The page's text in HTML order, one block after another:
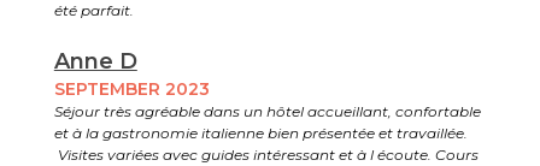
été parfait.
Anne D
SEPTEMBER 2023
Séjour très agréable dans un hôtel accueillant, confortable
et à la gastronomie italienne bien présentée et travaillée.
Visites variées avec guides intéressant et à l écoute. Cours